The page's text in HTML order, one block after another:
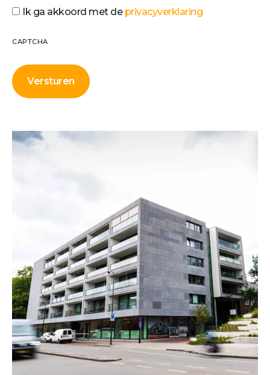
Ik ga akkoord met de privacyverklaring
CAPTCHA